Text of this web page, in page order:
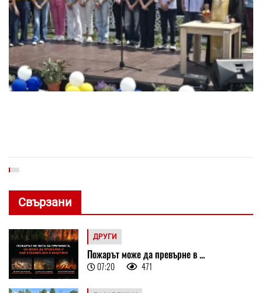
Свързани
ДРУГИ
Пожарът може да превърне в ...
07:20 471